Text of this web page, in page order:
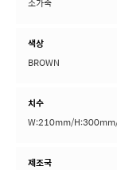
색상
BROWN
치수
W:210mm/
제조국